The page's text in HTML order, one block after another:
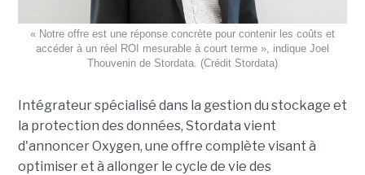
« Notre offre est une réponse concrète pour contenir les coûts et
accéder à un réel ROI mesurable à court terme », indique Joel
Thouvenin de Stordata. (Crédit Stordata)
Intégrateur spécialisé dans la gestion du stockage et
la protection des données, Stordata vient
d'annoncer Oxygen, une offre complète visant à
optimiser et à allonger le cycle de vie des